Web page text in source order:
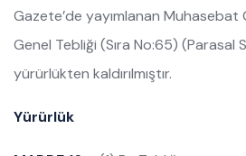
Gazete’de yayımlanan Muhasebat
Genel Tebliği (Sıra No:65) (Parasal
yürürlükten kaldırılmıştır.
Yürürlük